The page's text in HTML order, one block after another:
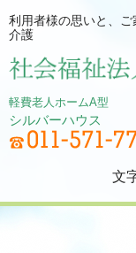
利用者様の思いと、
介護
軽費老人ホームA型
シルバーハウス
文